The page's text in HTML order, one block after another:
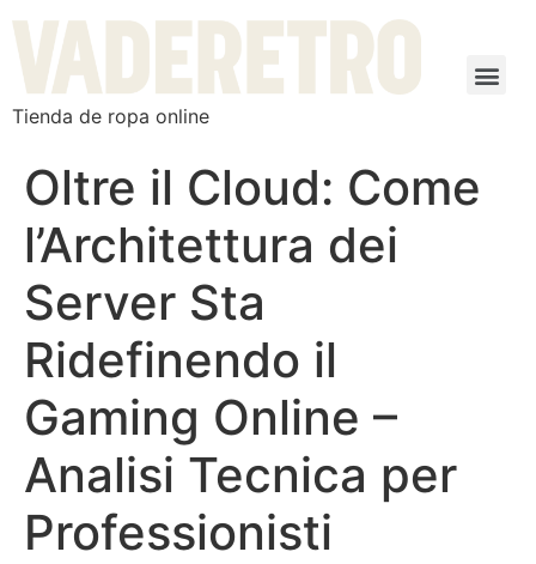
Tienda de ropa online
Oltre il Cloud: Come
l’Architettura dei
Server Sta
Ridefinendo il
Gaming Online –
Analisi Tecnica per
Professionisti